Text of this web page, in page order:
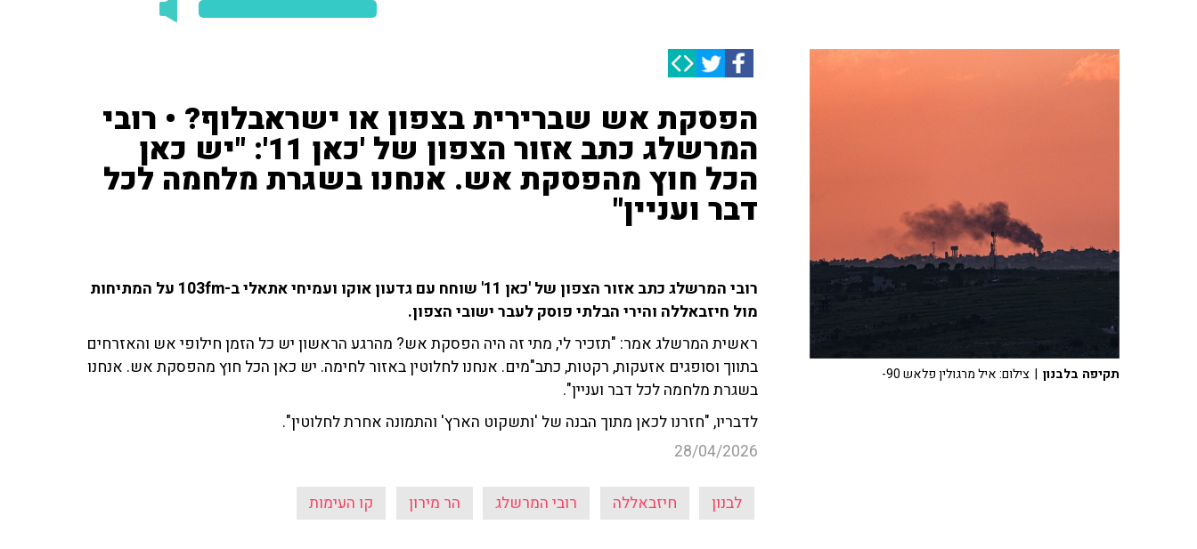
הפסקת אש שברירית בצפון או ישראבלוף? • רובי
המרשלג כתב אזור הצפון של 'כאן 11': "יש כאן
הכל חוץ מהפסקת אש. אנחנו בשגרת מלחמה לכל
דבר ועניין"
רובי המרשלג כתב אזור הצפון של 'כאן 11' שוחח עם גדעון אוקו ועמיחי אתאלי ב-103fm על המתיחות
מול חיזבאללה והירי הבלתי פוסק לעבר ישובי הצפון.
ראשית המרשלג אמר: "תזכיר לי, מתי זה היה הפסקת אש? מהרגע הראשון יש כל הזמן חילופי אש והאזרחים
בתווך וסופגים אזעקות, רקטות, כתב"מים. אנחנו לחלוטין באזור לחימה. יש כאן הכל חוץ מהפסקת אש. אנחנו
בשגרת מלחמה לכל דבר ועניין".
לדבריו, "חזרנו לכאן מתוך הבנה של 'ותשקוט הארץ' והתמונה אחרת לחלוטין".
28/04/2026
לבנון חיזבאללה רובי המרשלג הר מירון קו העימות
תקיפה בלבנון | צילום: איל מרגולין פלאש 90-